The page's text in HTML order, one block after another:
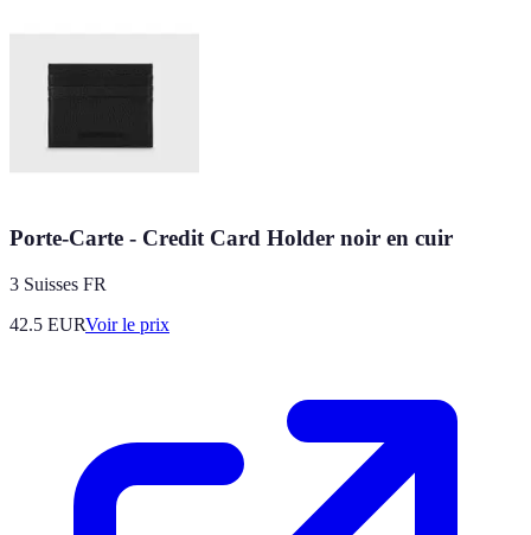
Porte-Carte - Credit Card Holder noir en cuir
3 Suisses FR
42.5 EURVoir le prix